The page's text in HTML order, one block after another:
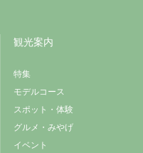
観光案内
特集
モデルコース
スポット・体験
グルメ・みやげ
イベント